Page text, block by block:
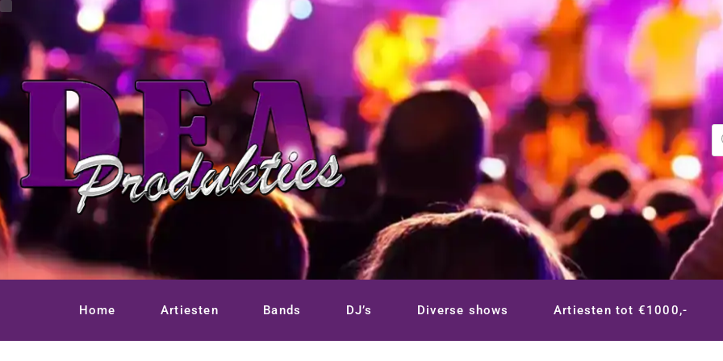
Ga
inhoud
Home Artiesten Bands DJ’s Diverse shows Artiesten tot €1000,-